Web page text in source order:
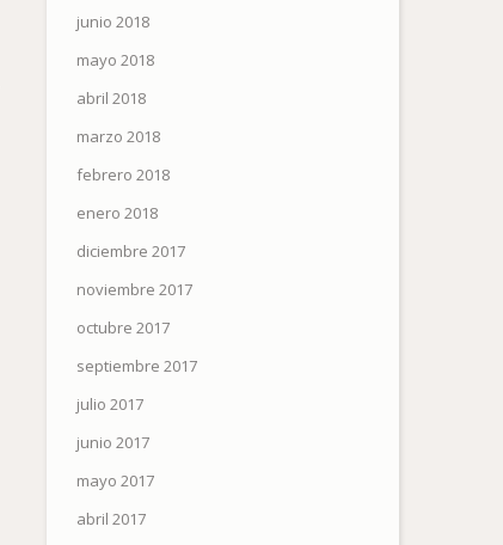
junio 2018
mayo 2018
abril 2018
marzo 2018
febrero 2018
enero 2018
diciembre 2017
noviembre 2017
octubre 2017
septiembre 2017
julio 2017
junio 2017
mayo 2017
abril 2017